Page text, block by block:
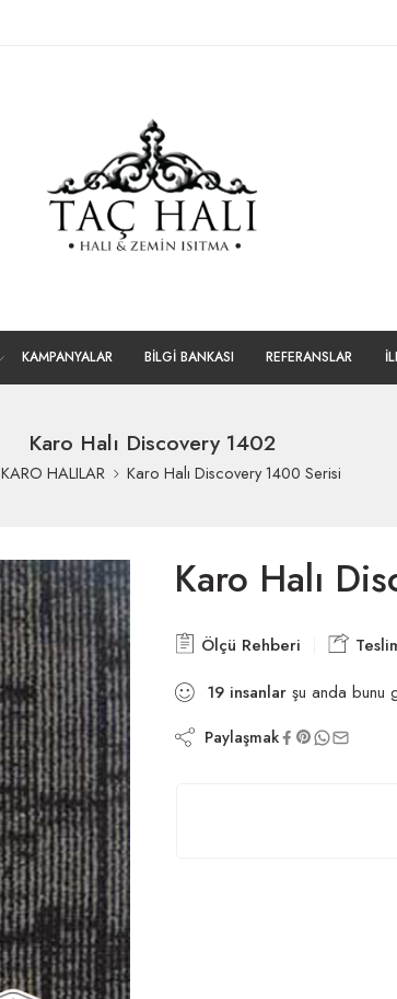
KAMPANYALAR BİLGİ BANKASI REFERANSLAR
Karo Halı Discovery 1402
KARO HALILAR Karo Halı Discovery 1400 Serisi
Karo Halı
Ölçü Rehberi
19 insanlar şu anda bunu
Paylaşmak